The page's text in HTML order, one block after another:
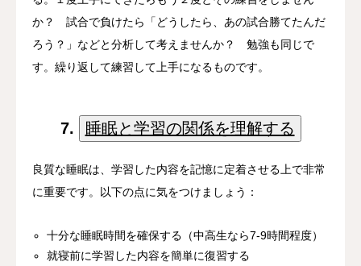
か？ 試合で負けたら「どうしたら、あの試合勝てたんだ
ろう？」などと分析して考えませんか？ 勉強も同じで
す。繰り返して練習して上手になるものです。
7. 睡眠と学習の関係を理解する
良質な睡眠は、学習した内容を記憶に定着させる上で非常
に重要です。以下の点に気をつけましょう：
十分な睡眠時間を確保する（中高生なら7-9時間程度）
就寝前に学習した内容を簡単に復習する